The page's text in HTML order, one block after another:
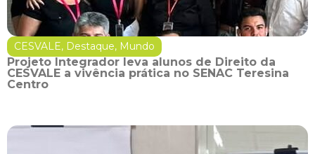
CESVALE, Destaque, Mundo
Projeto Integrador leva alunos de Direito da
CESVALE a vivência prática no SENAC Teresina
Centro